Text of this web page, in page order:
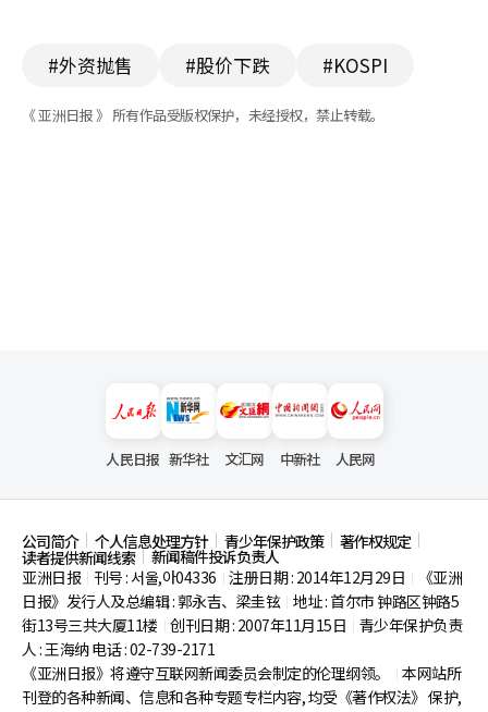
#外资抛售 #股价下跌 #KOSPI
《 亚洲日报 》 所有作品受版权保护，未经授权，禁止转载。
人民日报 新华社 文汇网 中新社 人民网
公司简介 个人信息处理方针 青少年保护政策 著作权规定
读者提供新闻线索
新闻稿件投诉负责人
亚洲日报
刊号 : 서울,아04336 注册日期 : 2014年12月29日
《亚洲
日报》发行人及总编辑 : 郭永吉、梁圭铉 地址 : 首尔市钟路区钟路5
街13号三共大厦11楼 创刊日期 : 2007年11月15日
青少年保护负责
人 : 王海纳 电话 : 02-739-2171
《亚洲日报》将遵守互联网新闻委员会制定的伦理纲领。
本网站所
刊登的各种新闻、信息和各种专题专栏内容, 均受《著作权法》 保护,